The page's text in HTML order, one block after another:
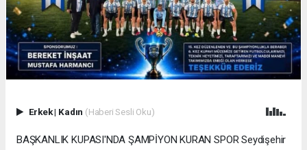
Erkek| Kadın (Haberi Sesli Oku)
BAŞKANLIK KUPASI'NDA ŞAMPİYON KURAN SPOR Seydişehir